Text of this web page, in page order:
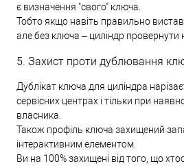
є визначення "свого" ключа.
Тобто якщо навіть правильно
але без ключа – циліндр провернути
5. Захист проти дублювання
Дублікат ключа для циліндра
сервісних центрах і тільки при
власника.
Також профіль ключа захищений
інтерактивним елементом.
Ви на 100% захищені від того, що